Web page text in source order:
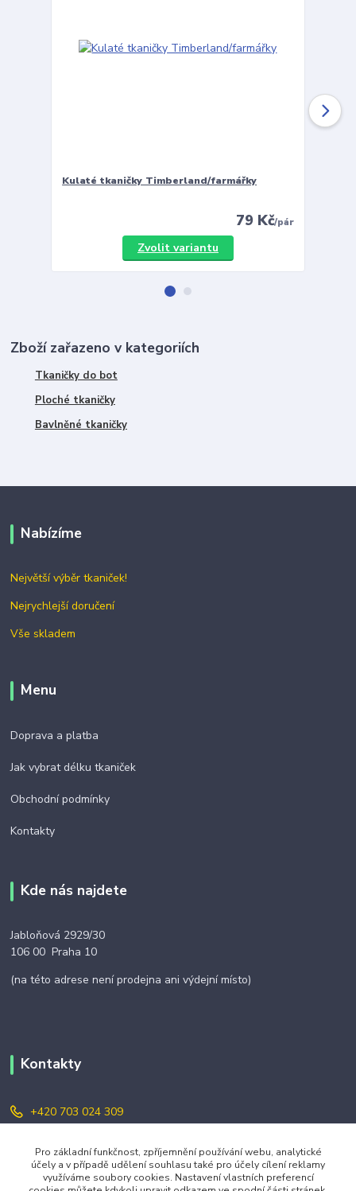
Kulaté tkaničky Timberland/farmářky
79 Kč/pár
Zvolit variantu
Zboží zařazeno v kategoriích
Tkaničky do bot
Ploché tkaničky
Bavlněné tkaničky
Nabízíme
Největší výběr tkaniček!
Nejrychlejší doručení
Vše skladem
Menu
Doprava a platba
Jak vybrat délku tkaniček
Obchodní podmínky
Kontakty
Kde nás najdete
Jabloňová 2929/30
106 00 Praha 10
(na této adrese není prodejna ani výdejní místo)
Kontakty
+420 703 024 309
objednavky@zavazuj.cz
Pro základní funkčnost, zpříjemnění používání webu, analytické
účely a v případě udělení souhlasu také pro účely cílení reklamy
využíváme soubory cookies. Nastavení vlastních preferencí